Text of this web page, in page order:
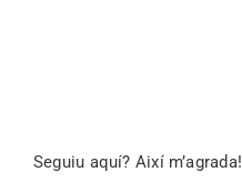
Seguiu aquí? Així m’agrada!